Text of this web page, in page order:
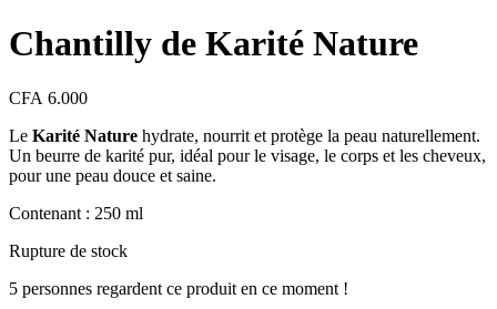
Chantilly de Karité Nature
CFA 6.000
Le Karité Nature hydrate, nourrit et protège la peau naturellement.
Un beurre de karité pur, idéal pour le visage, le corps et les cheveux,
pour une peau douce et saine.
Contenant : 250 ml
Rupture de stock
5 personnes regardent ce produit en ce moment !